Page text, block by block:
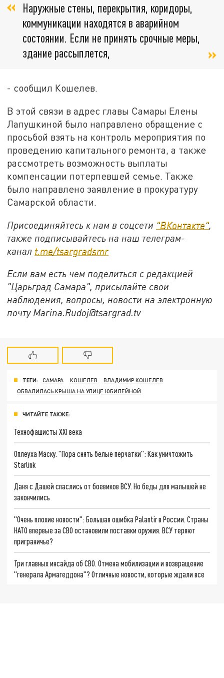
Наружные стены, перекрытия, коридоры,
коммуникации находятся в аварийном
состоянии. Если не принять срочные меры,
здание рассыплется,
- сообщил Кошелев.
В этой связи в адрес главы Самары Елены
Лапушкиной было направлено обращение с
просьбой взять на контроль мероприятия по
проведению капитального ремонта, а также
рассмотреть возможность выплаты
компенсации потерпевшей семье. Также
было направлено заявление в прокуратуру
Самарской области.
Присоединяйтесь к нам в соцсети "ВКонтакте",
также подписывайтесь на наш телеграм-
канал t.me/tsargradsmr
Если вам есть чем поделиться с редакцией
"Царьград Самара", присылайте свои
наблюдения, вопросы, новости на электронную
почту Marina.Rudoj@tsargrad.tv
ТЕГИ: САМАРА КОШЕЛЕВ
ВЛАДИМИР КОШЕЛЕВ
ОБВАЛИЛАСЬ КРЫША НА УЛИЦЕ ЮБИЛЕЙНОЙ
ЧИТАЙТЕ ТАКЖЕ:
Технофашисты XXI века
Оплеуха Маску. "Пора снять белые перчатки": Как уничтожить
Starlink
Даня с Дашей спаслись от боевиков ВСУ. Но беды для малышей не
закончились
"Очень плохие новости": Большая ошибка Palantir в России. Страны
НАТО впервые за СВО остановили поставки оружия. ВСУ теряют
приграничье?
Три главных инсайда об СВО. Отмена мобилизации и возвращение
"генерала Армагеддона"? Отличные новости, которые ждали все